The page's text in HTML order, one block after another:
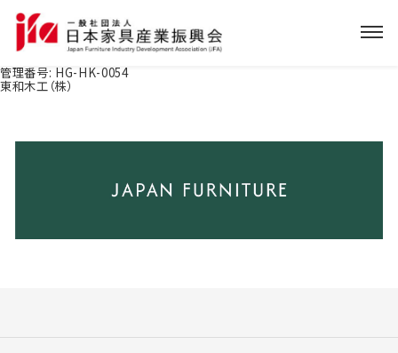
管理番号: HG-HK-0054
東和木工（株）